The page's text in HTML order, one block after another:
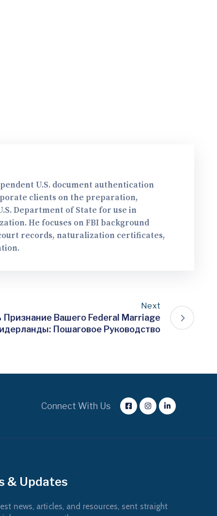
U.S. document authentication
clients on the preparation,
Department of State for use in
He focuses on FBI background
records, naturalization certificates,
Next
Признание Вашего Federal Marriage
Пошаговое Руководство
Connect With Us
& Updates
news, articles, and resources, sent straight